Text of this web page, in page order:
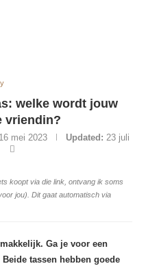
welke wordt jouw
vriendin?
16 mei 2023 Updated: 23 juli
koopt via die link, ontvang ik soms
jou). Dit gaat automatisch via
Ga je voor een
Beide tassen hebben goede